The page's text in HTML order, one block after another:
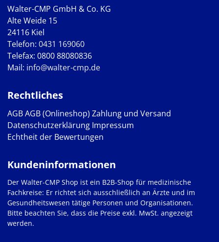
Walter-CMP GmbH & Co. KG
Alte Weide 15
24116 Kiel
Telefon: 0431 169060
Telefax: 0800 88080836
Mail: info@walter-cmp.de
Rechtliches
AGBAGB (Onlineshop) Zahlung und Versand
Datenschutzerklärung Impressum
Echtheit der Bewertungen
Kundeninformationen
Der Walter-CMP Shop ist ein B2B-Shop für medizinische
Fachkreise: Er richtet sich ausschließlich an Ärzte und im
Gesundheitswesen tätige Personen und Organisationen.
Bitte beachten Sie, dass die Preise exkl. MwSt. angezeigt
werden.